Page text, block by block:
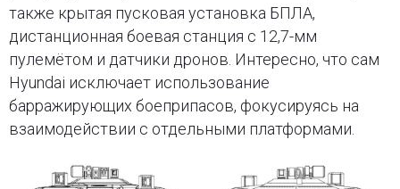
также крытая пусковая установка БПЛА,
дистанционная боевая станция с 12,7-мм
пулемётом и датчики дронов. Интересно, что сам
Hyundai исключает использование
барражирующих боеприпасов, фокусируясь на
взаимодействии с отдельными платформами.